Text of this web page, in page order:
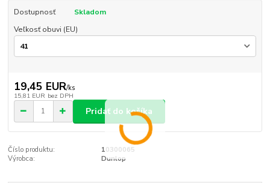
Dostupnosť
Skladom
Veľkosť obuvi (EU)
19,45 EUR/ks
15,81 EUR bez DPH
Pridať do košíka
Číslo produktu:
10300065
Výrobca:
Dunlop